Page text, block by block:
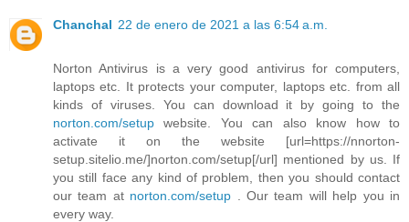
Chanchal 22 de enero de 2021 a las 6:54 a.m.
Norton Antivirus is a very good antivirus for computers,
laptops etc. It protects your computer, laptops etc. from all
kinds of viruses. You can download it by going to the
norton.com/setup website. You can also know how to
activate it on the website [url=https://nnorton-
setup.sitelio.me/]norton.com/setup[/url] mentioned by us. If
you still face any kind of problem, then you should contact
our team at norton.com/setup . Our team will help you in
every way.